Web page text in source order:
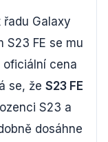
Galaxy
S23 FE se mu
oficiální cena
se, že S23 FE
S23 a
dosáhne